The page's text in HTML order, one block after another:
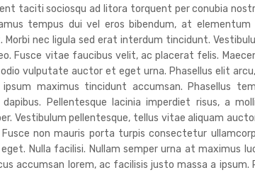
taciti sociosqu ad litora torquent per conubia
tempus dui vel eros bibendum, at
Morbi nec ligula sed erat interdum tincidunt.
Fusce vitae faucibus velit, ac placerat felis.
vulputate auctor et eget urna. Phasellus elit
ipsum maximus tincidunt accumsan. Phasellus
dapibus. Pellentesque lacinia imperdiet risus, a
Vestibulum pellentesque, tellus vitae aliquam
non mauris porta turpis consectetur
Nulla facilisi. Nullam semper urna at maximus
accumsan lorem, ac facilisis justo massa a